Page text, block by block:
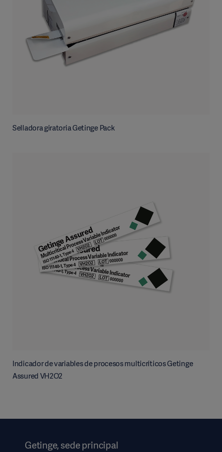
Selladora giratoria Getinge Pack
Indicador de variables de procesos multicríticos Getinge
Assured VH2O2
Getinge, sede principal